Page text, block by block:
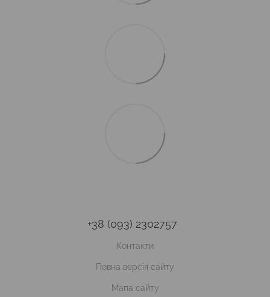
+38 (093) 2302757
Контакти
Повна версія сайту
Мапа сайту